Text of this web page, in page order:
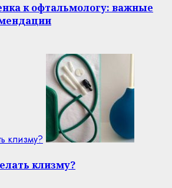
к офтальмологу: важные
клизму?
клизму?